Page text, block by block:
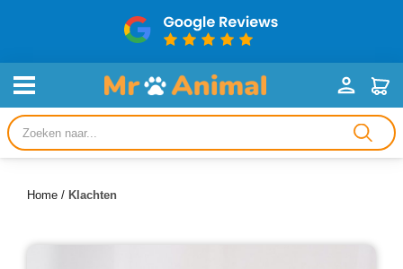
Producten
zoeken
Home / Klachten